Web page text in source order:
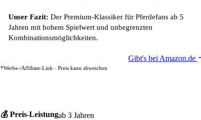
Unser Fazit: Der Premium-Klassiker für Pferdefans ab 5
Jahren mit hohem Spielwert und unbegrenzten
Kombinationsmöglichkeiten.
Gibt's bei Amazon.de
*Werbe-/Affiliate-Link · Preis kann abweichen
💰 Preis-Leistungab 3 Jahren